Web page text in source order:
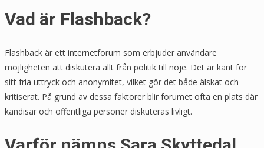
Vad är Flashback?
Flashback är ett internetforum som erbjuder användare
möjligheten att diskutera allt från politik till nöje. Det är känt för
sitt fria uttryck och anonymitet, vilket gör det både älskat och
kritiserat. På grund av dessa faktorer blir forumet ofta en plats där
kändisar och offentliga personer diskuteras livligt.